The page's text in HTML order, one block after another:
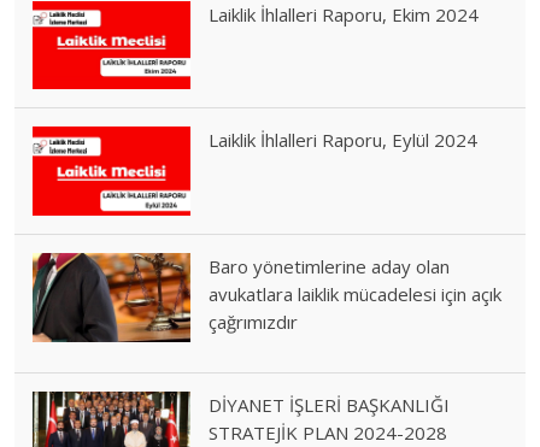
Laiklik İhlalleri Raporu, Ekim 2024
Laiklik İhlalleri Raporu, Eylül 2024
Baro yönetimlerine aday olan
avukatlara laiklik mücadelesi için açık
çağrımızdır
DİYANET İŞLERİ BAŞKANLIĞI
STRATEJİK PLAN 2024-2028